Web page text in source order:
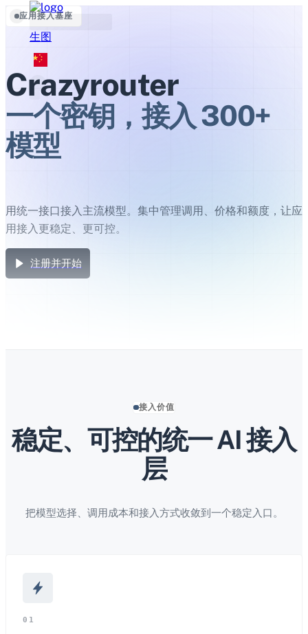
生图
应用接入基座
Crazyrouter
一个密钥，接入 300+
模型
用统一接口接入主流模型。集中管理调用、价格和额度，让应
用接入更稳定、更可控。
注册并开始
接入价值
稳定、可控的统一 AI 接入
层
把模型选择、调用成本和接入方式收敛到一个稳定入口。
0 1